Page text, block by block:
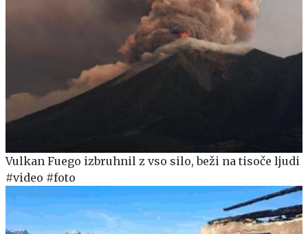
Vulkan Fuego izbruhnil z vso silo, beži na tisoče ljudi
#video #foto